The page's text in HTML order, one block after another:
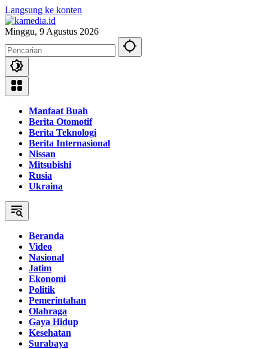
Langsung ke konten
Minggu, 9 Agustus 2026
Manfaat Buah
Berita Otomotif
Berita Teknologi
Berita Internasional
Nissan
Mitsubishi
Rusia
Ukraina
Beranda
Video
Nasional
Jatim
Ekonomi
Politik
Pemerintahan
Olahraga
Gaya Hidup
Kesehatan
Surabaya